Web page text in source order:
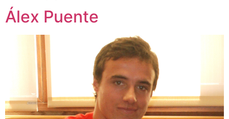
Álex Puente